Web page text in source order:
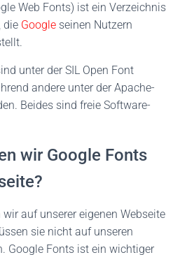
Web Fonts) ist ein Verzeichnis
die Google seinen Nutzern
unter der SIL Open Font
andere unter der Apache-
Beides sind freie Software-
wir Google Fonts
auf unserer eigenen Webseite
sie nicht auf unseren
Google Fonts ist ein wichtiger